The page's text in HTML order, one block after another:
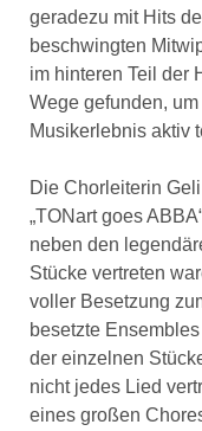
geradezu mit Hits
beschwingten
im hinteren Teil der
Wege gefunden,
Musikerlebnis aktiv
Die Chorleiterin
„TONart goes
neben den
Stücke vertreten
voller Besetzung
besetzte
der einzelnen
nicht jedes Lied
eines großen